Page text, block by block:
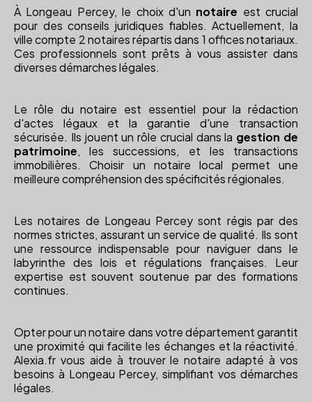
À Longeau Percey, le choix d'un notaire est crucial
pour des conseils juridiques fiables. Actuellement, la
ville compte 2 notaires répartis dans 1 offices notariaux.
Ces professionnels sont prêts à vous assister dans
diverses démarches légales.
Le rôle du notaire est essentiel pour la rédaction
d'actes légaux et la garantie d'une transaction
sécurisée. Ils jouent un rôle crucial dans la gestion de
patrimoine, les successions, et les transactions
immobilières. Choisir un notaire local permet une
meilleure compréhension des spécificités régionales.
Les notaires de Longeau Percey sont régis par des
normes strictes, assurant un service de qualité. Ils sont
une ressource indispensable pour naviguer dans le
labyrinthe des lois et régulations françaises. Leur
expertise est souvent soutenue par des formations
continues.
Opter pour un notaire dans votre département garantit
une proximité qui facilite les échanges et la réactivité.
Alexia.fr vous aide à trouver le notaire adapté à vos
besoins à Longeau Percey, simplifiant vos démarches
légales.